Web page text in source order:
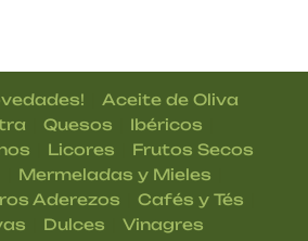
Aceite de Oliva
|Quesos Ibéricos
Licores
Frutos Secos
Mermeladas y Mieles
Aderezos Cafés y Tés
Dulces Vinagres